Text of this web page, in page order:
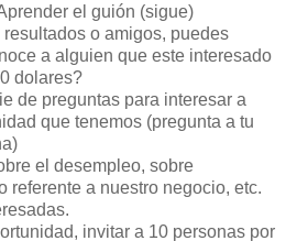
el guión (sigue)
o amigos, puedes
a alguien que este interesado
dolares?
de preguntas para interesar a
que tenemos (pregunta a tu
el desempleo, sobre
referente a nuestro negocio, etc.
invitar a 10 personas por